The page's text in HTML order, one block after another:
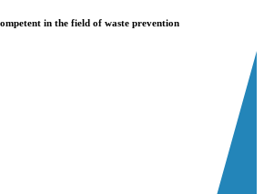
in the field of waste prevention